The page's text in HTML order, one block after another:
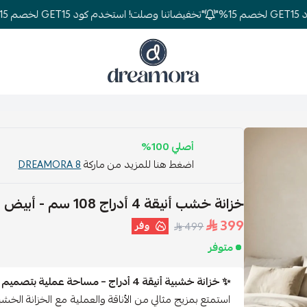
"تخفيضاتنا وصلت! استخدم كود GET15 لخصم 15%"
دريمورا للمفارش وأثاث غرف النوم
أصلي 100%
اضغط هنا للمزيد من ماركةDREAMORA 8
خزانة خشب أنيقة 4 أدراج 108 سم - أبيض
399
499 وفر
متوفر
✨ خزانة خشبية أنيقة 4 أدراج – مساحة عملية بتصميم أنيق
استمتع بمزيج مثالي من الأناقة والعملية مع الخزانة